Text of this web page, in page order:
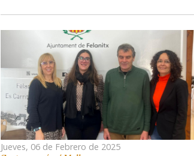
Jueves, 06 de Febrero de 2025